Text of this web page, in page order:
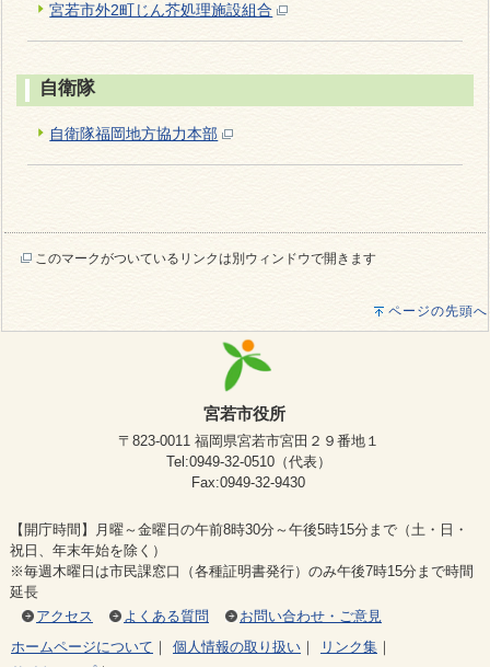
宮若市外2町じん芥処理施設組合
自衛隊
自衛隊福岡地方協力本部
このマークがついているリンクは別ウィンドウで開きます
ページの先頭へ
宮若市役所
〒823-0011 福岡県宮若市宮田２９番地１
Tel:0949-32-0510（代表）
Fax:0949-32-9430
【開庁時間】月曜～金曜日の午前8時30分～午後5時15分まで（土・日・
祝日、年末年始を除く）
※毎週木曜日は市民課窓口（各種証明書発行）のみ午後7時15分まで時間
延長
アクセス
よくある質問
お問い合わせ・ご意見
ホームページについて ｜ 個人情報の取り扱い ｜ リンク集 ｜